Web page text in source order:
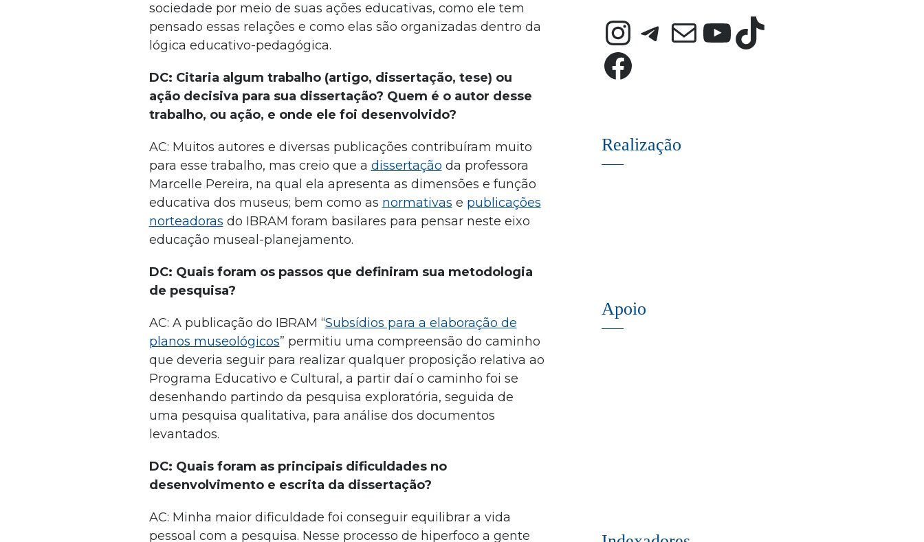
sociedade por meio de suas ações educativas, como ele tem
pensado essas relações e como elas são organizadas dentro da
lógica educativo-pedagógica.
DC: Citaria algum trabalho (artigo, dissertação, tese) ou
ação decisiva para sua dissertação? Quem é o autor desse
trabalho, ou ação, e onde ele foi desenvolvido?
AC: Muitos autores e diversas publicações contribuíram muito
para esse trabalho, mas creio que a dissertação da professora
Marcelle Pereira, na qual ela apresenta as dimensões e função
educativa dos museus; bem como as normativas e publicações
norteadoras do IBRAM foram basilares para pensar neste eixo
educação museal-planejamento.
DC: Quais foram os passos que definiram sua metodologia
de pesquisa?
AC: A publicação do IBRAM “Subsídios para a elaboração de
planos museológicos” permitiu uma compreensão do caminho
que deveria seguir para realizar qualquer proposição relativa ao
Programa Educativo e Cultural, a partir daí o caminho foi se
desenhando partindo da pesquisa exploratória, seguida de
uma pesquisa qualitativa, para análise dos documentos
levantados.
DC: Quais foram as principais dificuldades no
desenvolvimento e escrita da dissertação?
AC: Minha maior dificuldade foi conseguir equilibrar a vida
pessoal com a pesquisa. Nesse processo de hiperfoco a gente
Instagram
Telegram
E-mail
Youtube
TikTok
Facebook
Realização
Apoio